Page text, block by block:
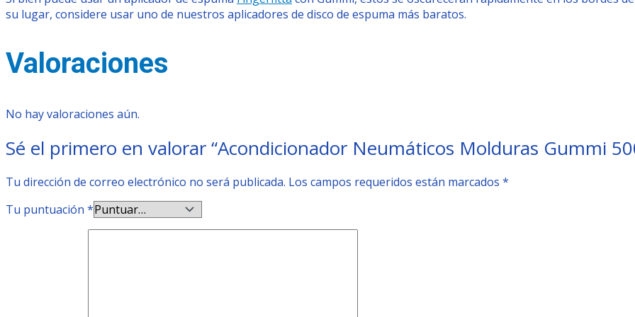
su lugar, considere usar uno de nuestros aplicadores de disco de espuma más baratos.
Valoraciones
No hay valoraciones aún.
Sé el primero en valorar “Acondicionador Neumáticos Molduras Gummi
Tu dirección de correo electrónico no será publicada. Los campos requeridos están marcados *
Tu puntuación *